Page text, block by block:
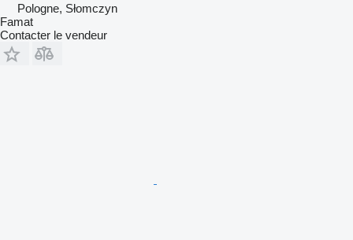
Pologne, Słomczyn
Famat
Contacter le vendeur